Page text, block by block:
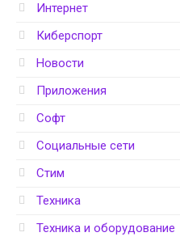
Интернет
Киберспорт
Новости
Приложения
Софт
Социальные сети
Стим
Техника
Техника и оборудование